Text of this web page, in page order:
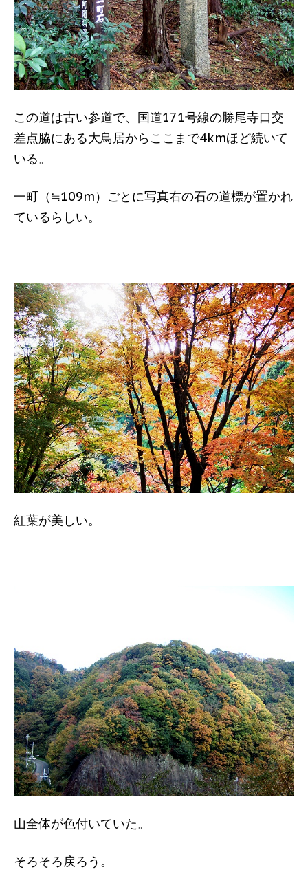
この道は古い参道で、国道171号線の勝尾寺口交
差点脇にある大鳥居からここまで4kmほど続いて
いる。
一町（≒109m）ごとに写真右の石の道標が置かれ
ているらしい。
紅葉が美しい。
山全体が色付いていた。
そろそろ戻ろう。